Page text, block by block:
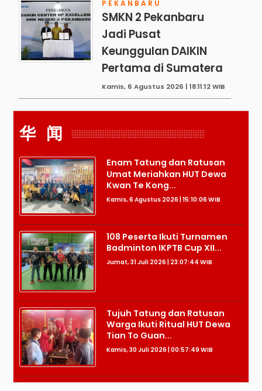
PEKANBARU
SMKN 2 Pekanbaru
Jadi Pusat
Keunggulan DAIKIN
Pertama di Sumatera
Kamis, 6 Agustus 2026 | 18:11:12 WIB
华 闻
Enam Tatung dan Ratusan
Umat Meriahkan HUT Dewa
Kwan Te Kong...
Kamis, 6 Agustus 2026 | 15:10:06 WIB
108 Peserta Ikuti Turnamen
Badminton IKPTB Cup XII...
Jumat, 31 Juli 2026 | 23:07:44 WIB
Tujuh Tatung dan Ratusan
Warga Ikuti Ritual HUT Dewa
Tian To Guan...
Kamis, 30 Juli 2026 | 00:57:49 WIB